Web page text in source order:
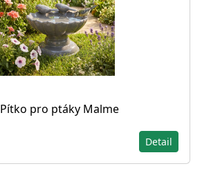
Pítko pro ptáky Malme
Detail